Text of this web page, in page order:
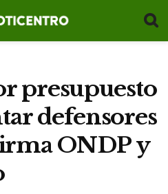
presupuesto
defensores
ONDP y